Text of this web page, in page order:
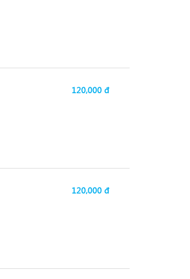
120,000 đ
120,000 đ